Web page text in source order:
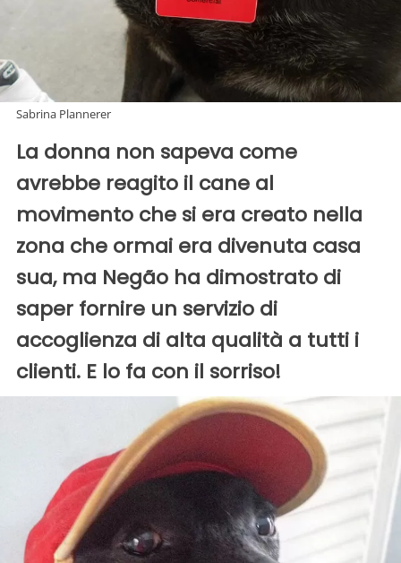
Sabrina Plannerer
La donna non sapeva come
avrebbe reagito il cane al
movimento che si era creato nella
zona che ormai era divenuta casa
sua, ma Negão ha dimostrato di
saper fornire un servizio di
accoglienza di alta qualità a tutti i
clienti. E lo fa con il sorriso!